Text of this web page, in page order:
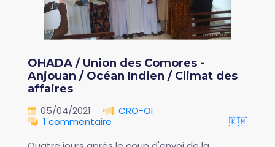
OHADA / Union des Comores -
Anjouan / Océan Indien / Climat des
affaires
05/04/2021
CRO-OI
1 commentaire
🇰🇲